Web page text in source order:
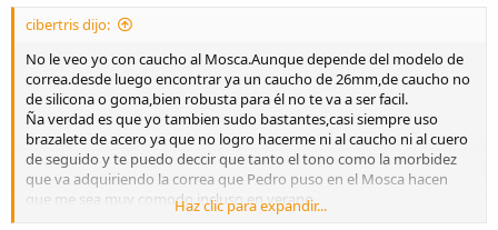
cibertris dijo:
No le veo yo con caucho al Mosca.Aunque depende del modelo de
correa.desde luego encontrar ya un caucho de 26mm,de caucho no
de silicona o goma,bien robusta para él no te va a ser facil.
Ña verdad es que yo tambien sudo bastantes,casi siempre uso
brazalete de acero ya que no logro hacerme ni al caucho ni al cuero
de seguido y te puedo deccir que tanto el tono como la morbidez
que va adquiriendo la correa que Pedro puso en el Mosca hacen
que me sea muy comodo incluso en verano.
Lo que te va a pasar es que en 26mm la oferta se te va a
Haz clic para expandir...